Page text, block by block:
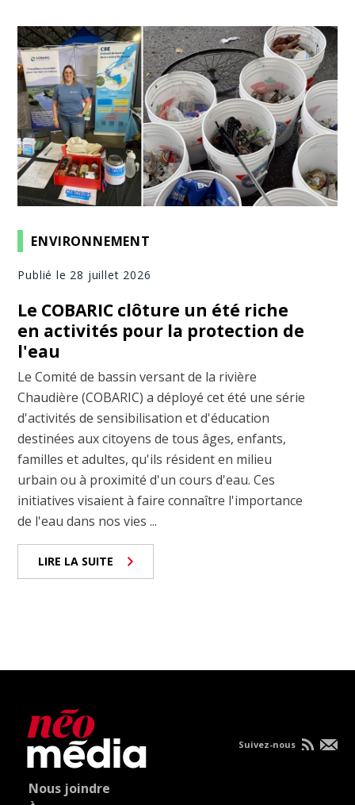
ENVIRONNEMENT
Publié le 28 juillet 2026
Le COBARIC clôture un été riche
en activités pour la protection de
l'eau
Le Comité de bassin versant de la rivière
Chaudière (COBARIC) a déployé cet été une série
d'activités de sensibilisation et d'éducation
destinées aux citoyens de tous âges, enfants,
familles et adultes, qu'ils résident en milieu
urbain ou à proximité d'un cours d'eau. Ces
initiatives visaient à faire connaître l'importance
de l'eau dans nos vies ...
LIRE LA SUITE
Nous joindre
Suivez-nous